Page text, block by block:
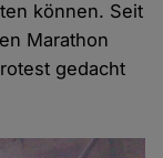
können. Seit
Marathon
gedacht